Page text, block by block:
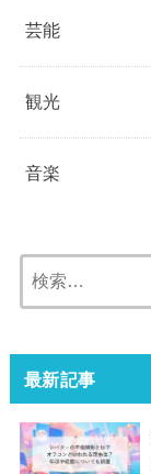
芸能
観光
音楽
最新記事